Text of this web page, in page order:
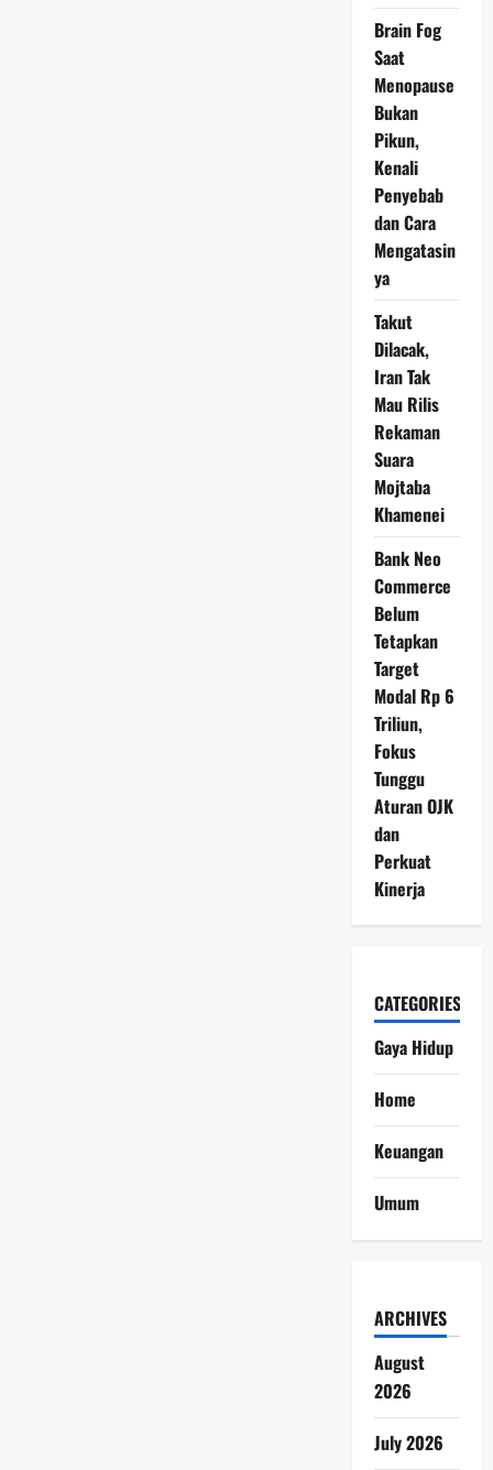
Brain Fog
Saat
Menopause
Bukan
Pikun,
Kenali
Penyebab
dan Cara
Mengatasin
ya
Takut
Dilacak,
Iran Tak
Mau Rilis
Rekaman
Suara
Mojtaba
Khamenei
Bank Neo
Commerce
Belum
Tetapkan
Target
Modal Rp 6
Triliun,
Fokus
Tunggu
Aturan OJK
dan
Perkuat
Kinerja
CATEGORIES
Gaya Hidup
Home
Keuangan
Umum
ARCHIVES
August
2026
July 2026